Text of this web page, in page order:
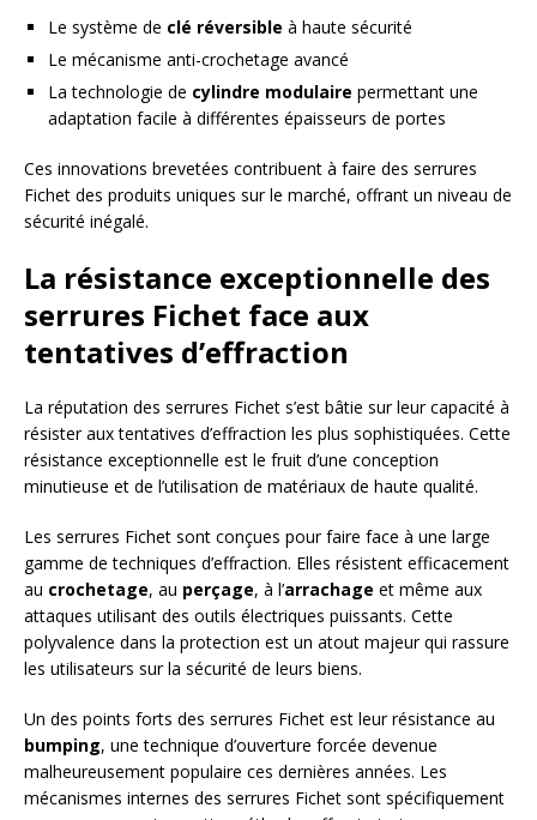
Le système de clé réversible à haute sécurité
Le mécanisme anti-crochetage avancé
La technologie de cylindre modulaire permettant une
adaptation facile à différentes épaisseurs de portes
Ces innovations brevetées contribuent à faire des serrures
Fichet des produits uniques sur le marché, offrant un niveau de
sécurité inégalé.
La résistance exceptionnelle des
serrures Fichet face aux
tentatives d’effraction
La réputation des serrures Fichet s’est bâtie sur leur capacité à
résister aux tentatives d’effraction les plus sophistiquées. Cette
résistance exceptionnelle est le fruit d’une conception
minutieuse et de l’utilisation de matériaux de haute qualité.
Les serrures Fichet sont conçues pour faire face à une large
gamme de techniques d’effraction. Elles résistent efficacement
au crochetage, au perçage, à l’arrachage et même aux
attaques utilisant des outils électriques puissants. Cette
polyvalence dans la protection est un atout majeur qui rassure
les utilisateurs sur la sécurité de leurs biens.
Un des points forts des serrures Fichet est leur résistance au
bumping, une technique d’ouverture forcée devenue
malheureusement populaire ces dernières années. Les
mécanismes internes des serrures Fichet sont spécifiquement